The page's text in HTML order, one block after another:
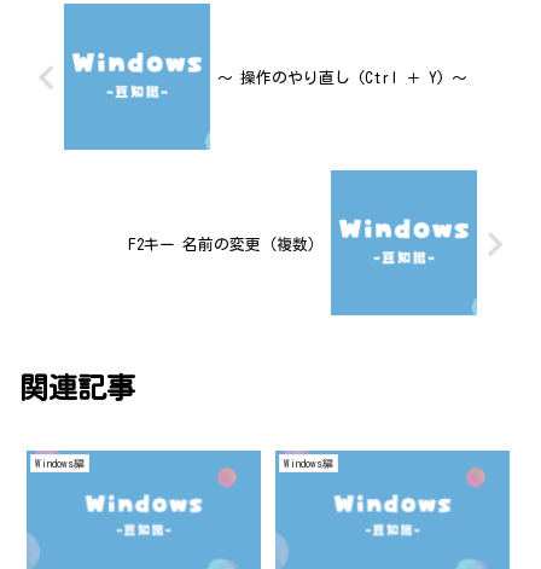
～ 操作のやり直し (Ctrl ＋ Y) ～
F2キー 名前の変更（複数）
関連記事
Windows編 Windows編